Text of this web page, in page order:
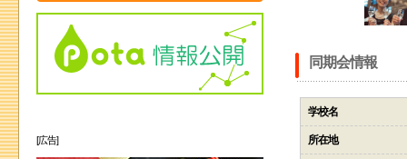
同期会情報
学校名
所在地
[広告]